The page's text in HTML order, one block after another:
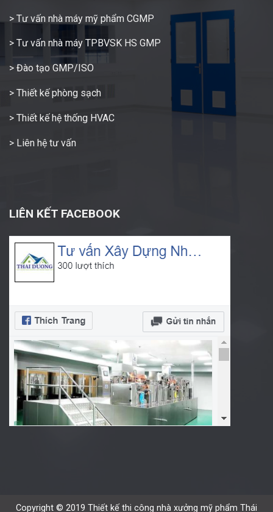
> Tư vấn nhà máy mỹ phẩm CGMP
> Tư vấn nhà máy TPBVSK HS GMP
> Đào tạo GMP/ISO
> Thiết kế phòng sạch
> Thiết kế hệ thống HVAC
> Liên hệ tư vấn
LIÊN KẾT FACEBOOK
Copyright © 2019 Thiết kế thi công nhà xưởng mỹ phẩm Thái